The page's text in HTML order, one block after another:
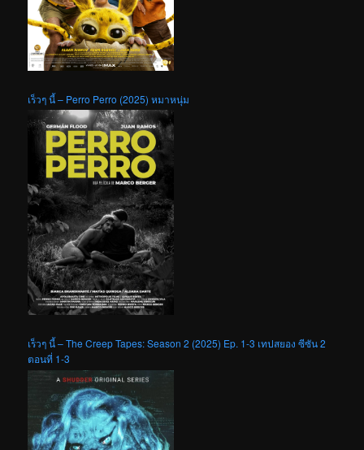
เร็วๆ นี้ – Perro Perro (2025) หมาหนุ่ม
เร็วๆ นี้ – The Creep Tapes: Season 2 (2025) Ep. 1-3 เทปสยอง ซีซัน 2
ตอนที่ 1-3